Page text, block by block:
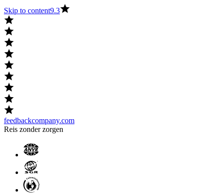
Skip to content9.3
feedbackcompany.com
Reis zonder zorgen